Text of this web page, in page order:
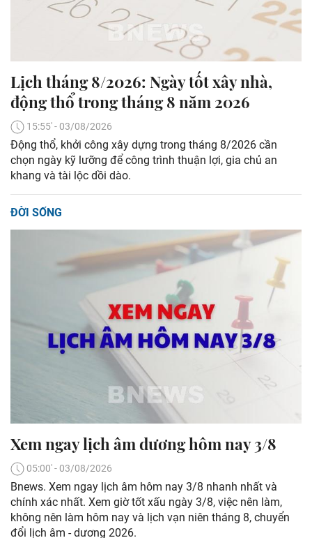
Lịch tháng 8/2026: Ngày tốt xây nhà,
động thổ trong tháng 8 năm 2026
15:55' - 03/08/2026
Động thổ, khởi công xây dựng trong tháng 8/2026 cần
chọn ngày kỹ lưỡng để công trình thuận lợi, gia chủ an
khang và tài lộc dồi dào.
ĐỜI SỐNG
Xem ngay lịch âm dương hôm nay 3/8
05:00' - 03/08/2026
Bnews. Xem ngay lịch âm hôm nay 3/8 nhanh nhất và
chính xác nhất. Xem giờ tốt xấu ngày 3/8, việc nên làm,
không nên làm hôm nay và lịch vạn niên tháng 8, chuyển
đổi lịch âm - dương 2026.